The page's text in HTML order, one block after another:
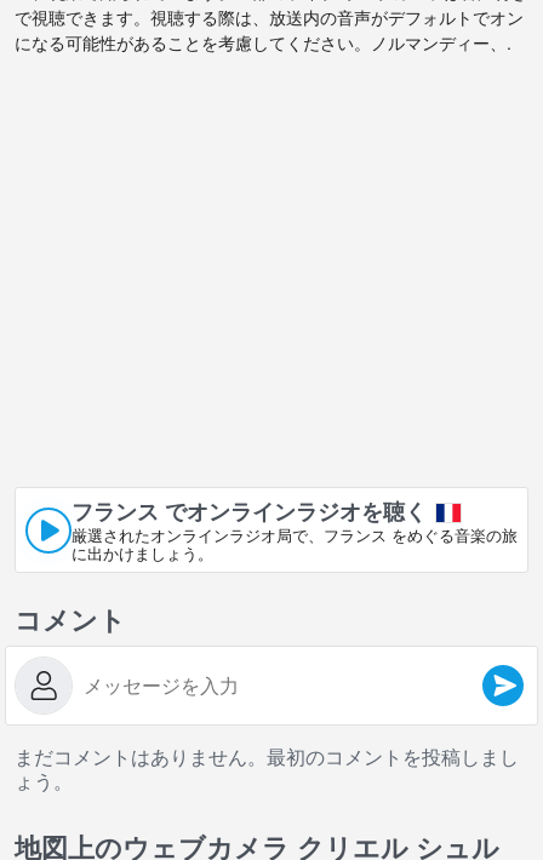
で視聴できます。視聴する際は、放送内の音声がデフォルトでオン
になる可能性があることを考慮してください。ノルマンディー、.
フランス でオンラインラジオを聴く
厳選されたオンラインラジオ局で、フランス をめぐる音楽の旅
に出かけましょう。
コメント
まだコメントはありません。最初のコメントを投稿しまし
ょう。
地図上のウェブカメラ クリエル シュル